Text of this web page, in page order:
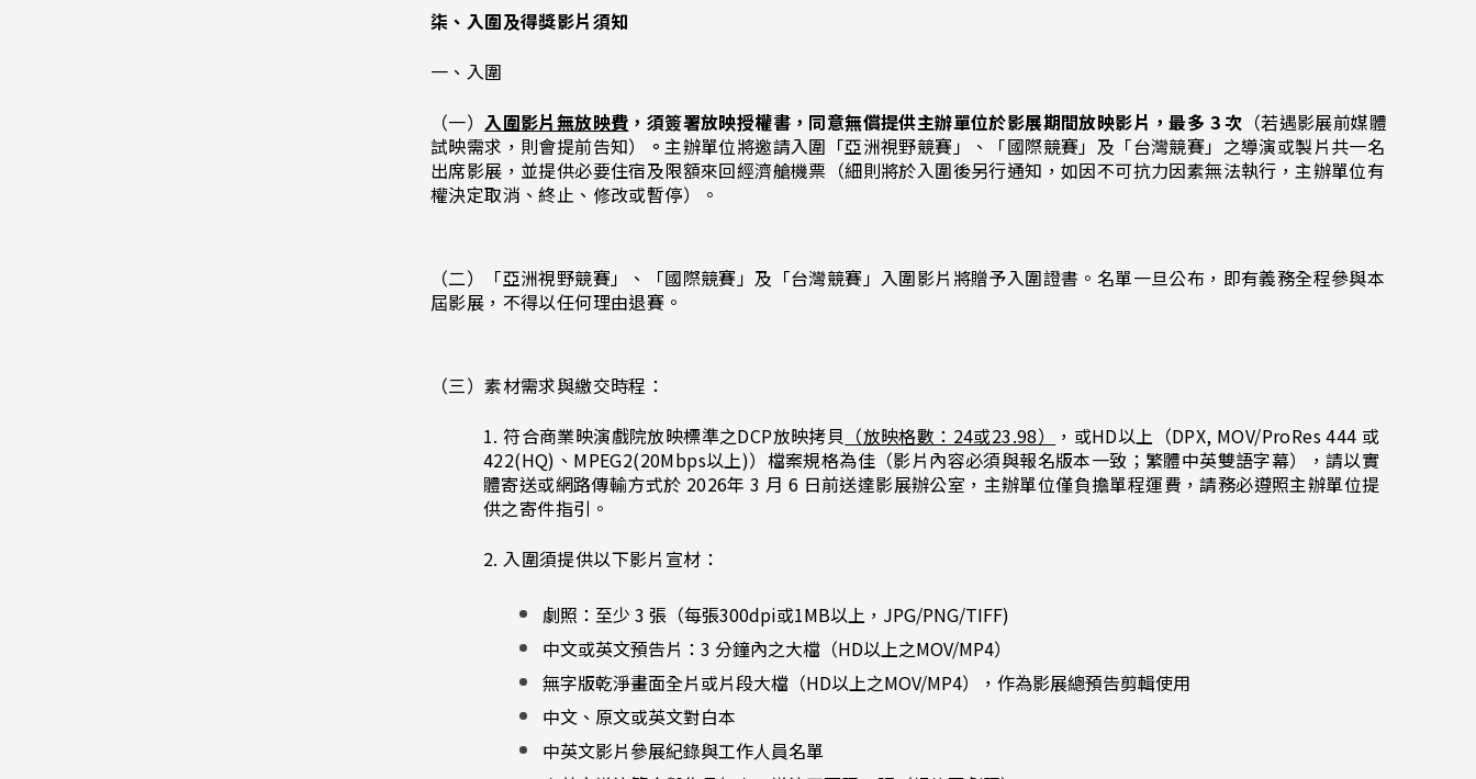
柒、入圍及得獎影片須知
一、入圍
（一） 入圍影片無放映費 ，須簽署放映授權書，同意無償提供主辦單位於影展期間放映影片，最多 3 次 （若遇影展前媒體
試映需求，則會提前告知）
。 主辦單位將邀請入圍「亞洲視野競賽」、「國際競賽」及「台灣競賽」之導演或製片共一名
出席影展，並提供必要住宿及限額來回經濟艙機票（細則將於入圍後另行通知，如因不可抗力因素無法執行，主辦單位有
權決定取消、終止、修改或暫停）。
（二）「亞洲視野競賽」、「國際競賽」及「台灣競賽」入圍影片將贈予入圍證書。名單一旦公布，即有義務全程參與本
屆影展，不得以任何理由退賽。
（三）素材需求與繳交時程：
1. 符合商業映演戲院放映標準之DCP放映拷貝 （放映格數：24或23.98）
，或HD以上（DPX, MOV/ProRes 444 或
422(HQ)、MPEG2(20Mbps以上)）檔案規格為佳（影片內容必須與報名版本一致；繁體中英雙語字幕），請以實
體寄送或網路傳輸方式於 2026年 3 月 6 日前送達影展辦公室，主辦單位僅負擔單程運費，請務必遵照主辦單位提
供之寄件指引。
2. 入圍須提供以下影片宣材：
劇照：至少 3 張（每張300dpi或1MB以上，JPG/PNG/TIFF)
中文或英文預告片：3 分鐘內之大檔（HD以上之MOV/MP4）
無字版乾淨畫面全片或片段大檔（HD以上之MOV/MP4），作為影展總預告剪輯使用
中文、原文或英文對白本
中英文影片參展紀錄與工作人員名單